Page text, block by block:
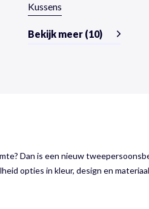
Kussens
Bekijk meer (10)
Dan is een nieuw
opties in kleur, design en